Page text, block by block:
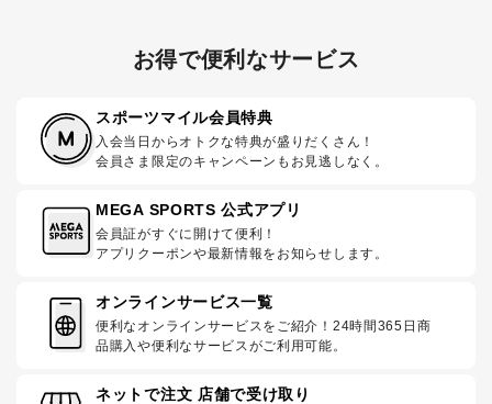
お得で便利なサービス
スポーツマイル会員特典
入会当日からオトクな特典が盛りだくさん！
会員さま限定のキャンペーンもお見逃しなく。
MEGA SPORTS 公式アプリ
会員証がすぐに開けて便利！
アプリクーポンや最新情報をお知らせします。
オンラインサービス一覧
便利なオンラインサービスをご紹介！24時間365日商
品購入や便利なサービスがご利用可能。
ネットで注文 店舗で受け取り